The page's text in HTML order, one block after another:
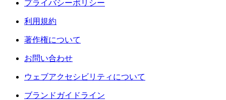
プライバシーポリシー
利用規約
著作権について
お問い合わせ
ウェブアクセシビリティについて
ブランドガイドライン